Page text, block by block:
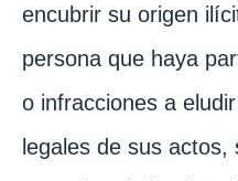
encubrir su origen
persona que haya
o infracciones a
legales de sus